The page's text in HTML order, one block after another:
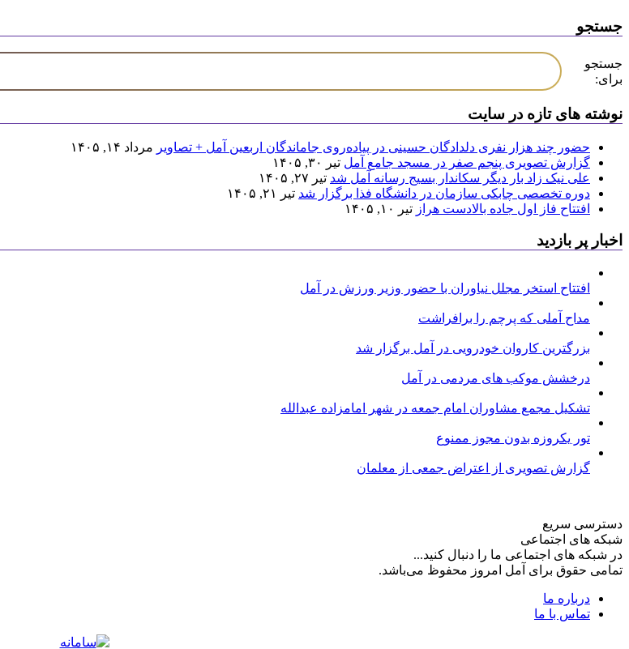
جستجو
جستجو
برای:
نوشته های تازه در سایت
حضور چند هزار نفری دلدادگان حسینی در پیاده‌روی جاماندگان اربعین آمل + تصاویر مرداد ۱۴, ۱۴۰۵
گزارش تصویری پنجم صفر در مسجد جامع آمل تیر ۳۰, ۱۴۰۵
علی نیک زاد بار دیگر سکاندار بسیج رسانه آمل شد تیر ۲۷, ۱۴۰۵
دوره تخصصی چابکی سازمان در دانشگاه فذا برگزار شد تیر ۲۱, ۱۴۰۵
افتتاح فاز اول جاده بالادست هراز تیر ۱۰, ۱۴۰۵
اخبار پر بازدید
افتتاح استخر مجلل نیاوران با حضور وزیر ورزش در آمل
مداح آملی که پرچم را برافراشت
بزرگترین کاروان خودرویی در آمل برگزار شد
درخشش موکب های مردمی در آمل
تشکیل مجمع مشاوران امام جمعه در شهر امامزاده عبدالله
تور یکروزه بدون مجوز ممنوع
گزارش تصویری از اعتراض جمعی از معلمان
دسترسی سریع
شبکه های اجتماعی
در شبکه های اجتماعی ما را دنبال کنید...
تمامی حقوق برای آمل امروز محفوظ می‌باشد.
درباره ما
تماس با ما